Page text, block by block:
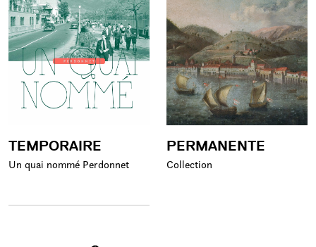
TEMPORAIRE
Un quai nommé Perdonnet
PERMANENTE
Collection